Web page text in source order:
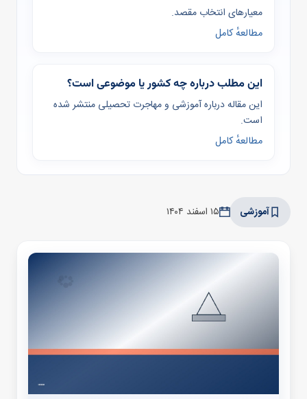
معیارهای انتخاب مقصد.
مطالعهٔ کامل
این مطلب درباره چه کشور یا موضوعی است؟
این مقاله درباره آموزشی و مهاجرت تحصیلی منتشر شده
است.
مطالعهٔ کامل
آموزشی ۱۵ اسفند ۱۴۰۴